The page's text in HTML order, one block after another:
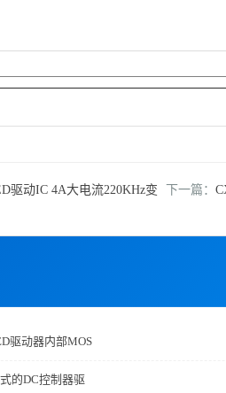
驱动器内部MOS
的DC控制器驱
驱动IC 4A大电流220KHz变
下一篇：